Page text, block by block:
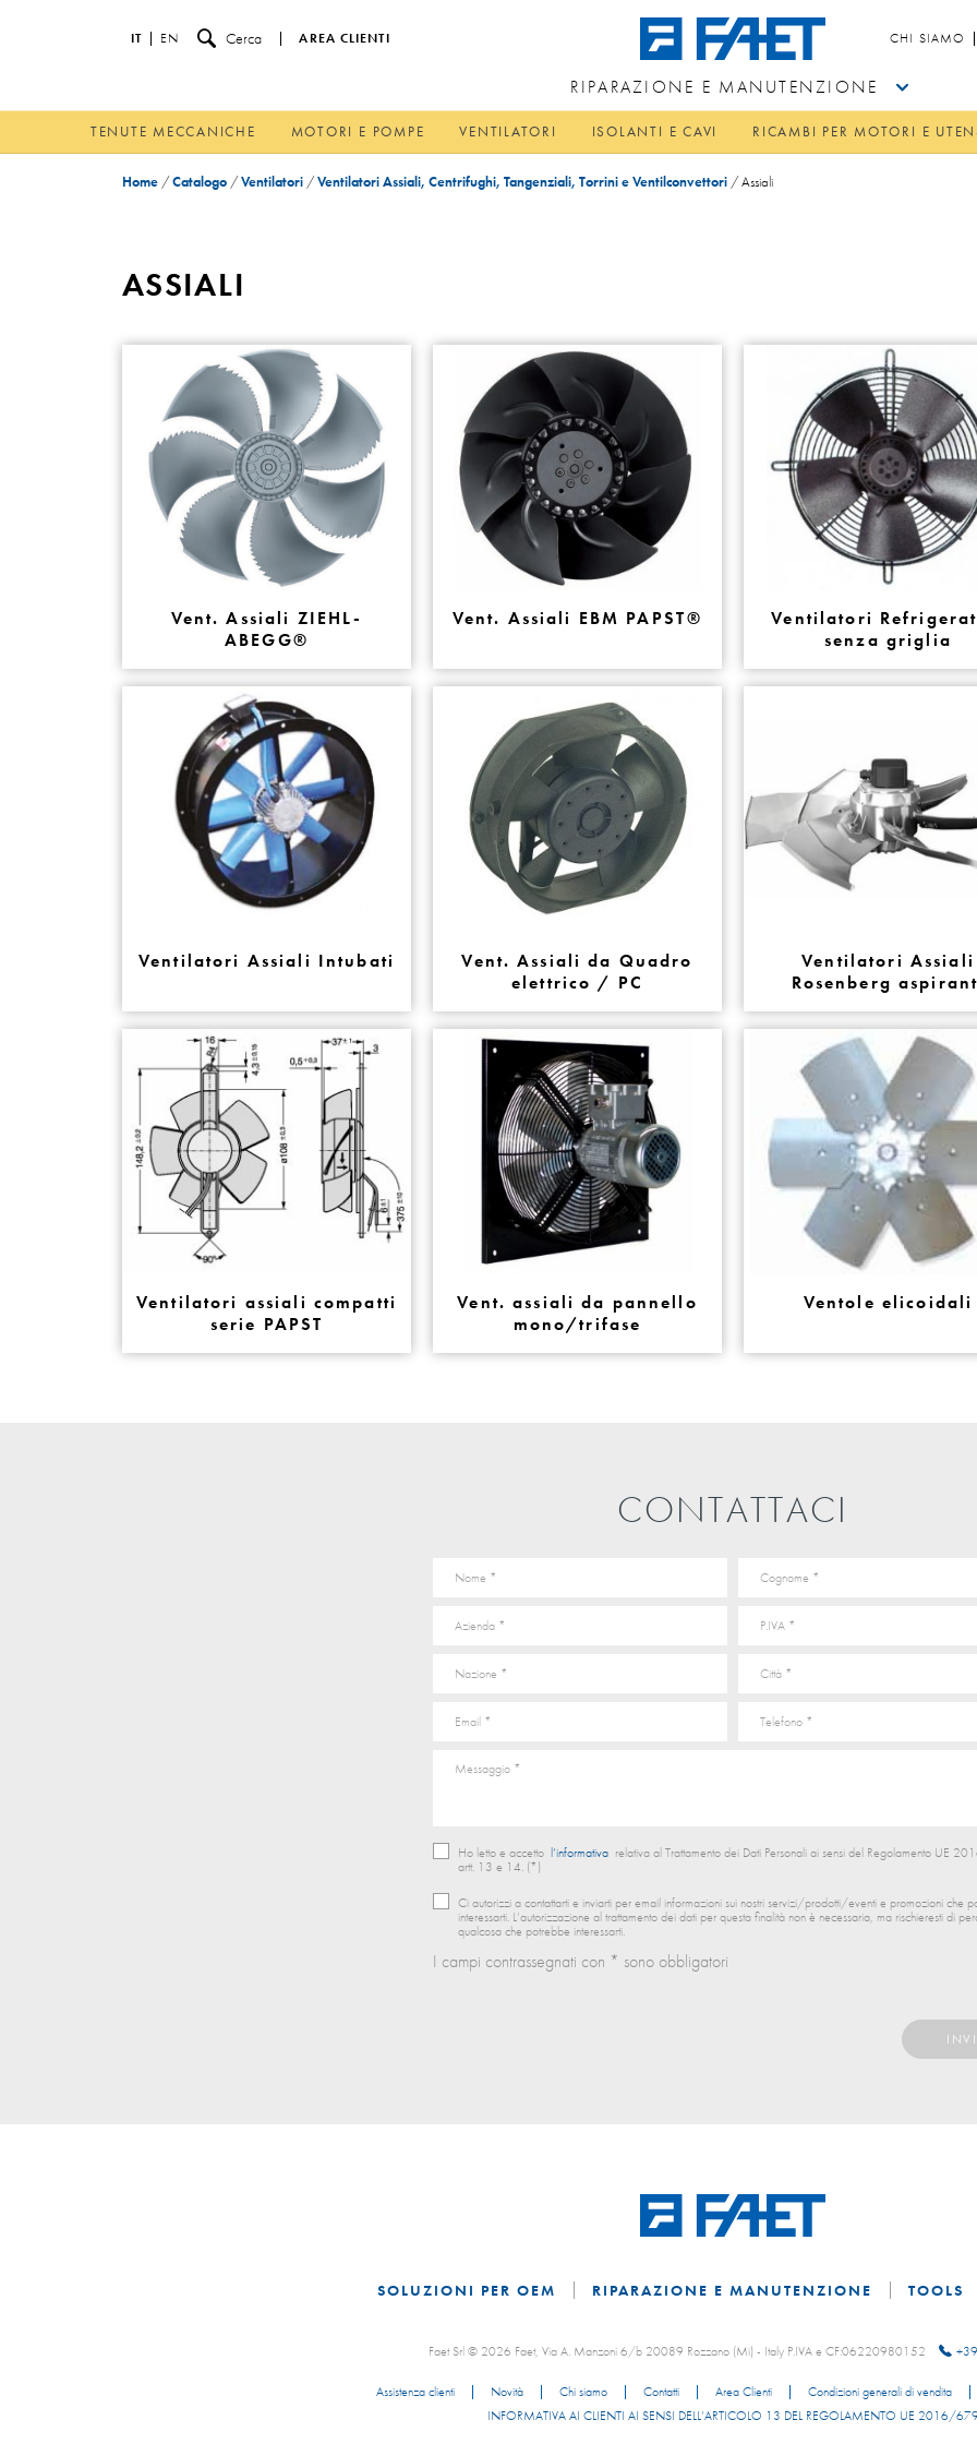
IT EN Cerca AREA CLIENTI CHI SIAMO
RIPARAZIONE E MANUTENZIONE
TENUTE MECCANICHE MOTORI E POMPE VENTILATORI ISOLANTI E CAVI RICAMBI PER MOTORI E
Home /Catalogo /Ventilatori /Ventilatori Assiali, Centrifughi, Tangenziali, Torrini e Ventilconvettori /Assiali
ASSIALI
Vent. Assiali ZIEHL-
ABEGG®
Vent. Assiali EBM PAPST®
Ventilatori
senza griglia
Ventilatori Assiali Intubati
Vent. Assiali da Quadro
elettrico / PC
Ventilatori Assiali
Rosenberg
Ventilatori assiali compatti
serie PAPST
Vent. assiali da pannello
mono/trifase
Ventole elicoidali
CONTATTACI
Ho letto e accetto l’informativa relativa al Trattamento dei Dati Personali ai sensi del Regolamento UE
artt. 13 e 14. (*)
Ci autorizzi a contattarti e inviarti per email informazioni sui nostri servizi/prodotti/eventi e promozioni che
interessarti. L’autorizzazione al trattamento dei dati per questa finalità non è necessaria, ma rischieresti di
qualcosa che potrebbe interessarti.
I campi contrassegnati con * sono obbligatori
SOLUZIONI PER OEM RIPARAZIONE E MANUTENZIONE TOOLS
Faet Srl © 2026 Faet, Via A. Manzoni 6/b 20089 Rozzano (Mi) - Italy P.IVA e CF:06220980152
Assistenza clienti Novità Chi siamo Contatti Area Clienti Condizioni generali di vendita
INFORMATIVA AI CLIENTI AI SENSI DELL’ARTICOLO 13 DEL REGOLAMENTO UE 2016/679